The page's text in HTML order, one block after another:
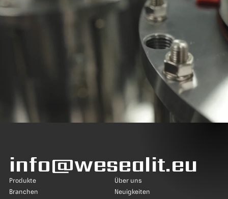
info@wesealit.eu
Produkte
Über uns
Branchen
Neuigkeiten